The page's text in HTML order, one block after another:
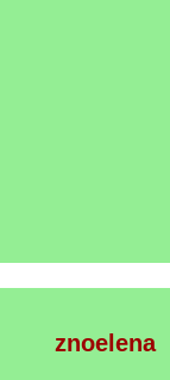
znoelena